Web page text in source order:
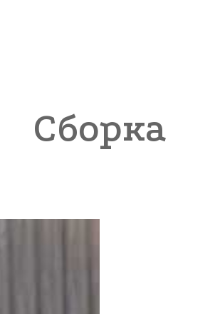
Сборка